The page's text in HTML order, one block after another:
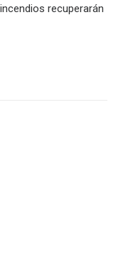
recuperarán